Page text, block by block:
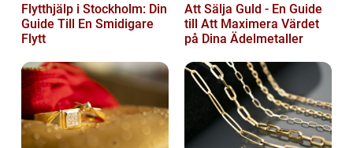
Flytthjälp i Stockholm: Din
Guide Till En Smidigare
Flytt
Att Sälja Guld - En Guide
till Att Maximera Värdet
på Dina Ädelmetaller